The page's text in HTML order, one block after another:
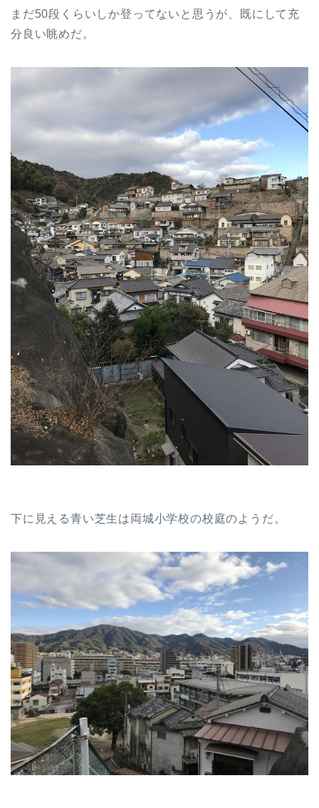
まだ50段くらいしか登ってないと思うが、既にして充
分良い眺めだ。
下に見える青い芝生は両城小学校の校庭のようだ。